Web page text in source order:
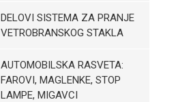
DELOVI SISTEMA ZA PRANJE
VETROBRANSKOG STAKLA
AUTOMOBILSKA RASVETA:
FAROVI, MAGLENKE, STOP
LAMPE, MIGAVCI